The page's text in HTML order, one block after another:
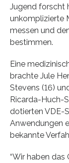
Jugend forscht
unkomplizierte
messen und
bestimmen.
Eine
brachte Jule
Stevens (16)
Ricarda-Huch-
dotierten VDE-
Anwendungen
bekannte
“Wir haben das